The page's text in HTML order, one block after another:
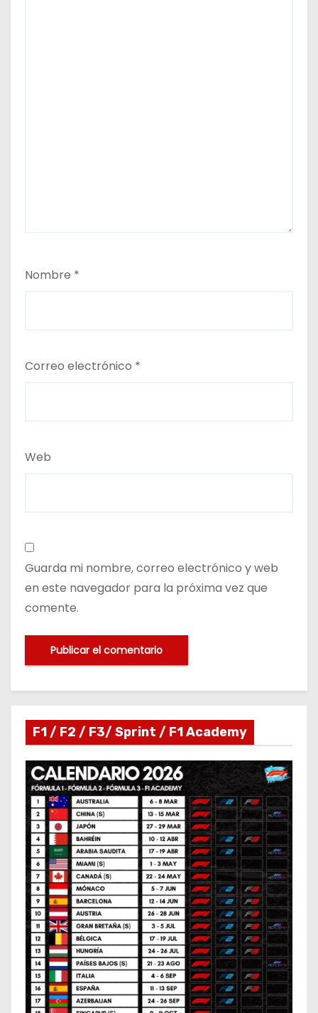
Nombre *
Correo electrónico *
Web
Guarda mi nombre, correo electrónico y web
en este navegador para la próxima vez que
comente.
F1 / F2 / F3/ Sprint / F1 Academy